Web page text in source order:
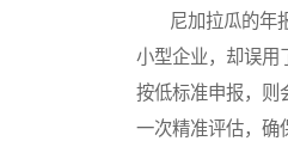
尼加拉瓜的年报
小型企业，却误用
按低标准申报，则
一次精准评估，确